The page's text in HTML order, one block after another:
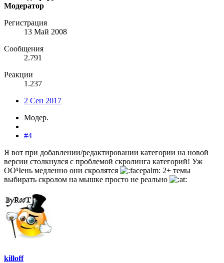
Модератор
Регистрация
13 Май 2008
Сообщения
2.791
Реакции
1.237
2 Сен 2017
Модер.
#4
Я вот при добавлении/редактировании категории на новой
версии столкнулся с проблемой скролинга категорий! Уж
ООЧень медленно они скролятся
2+ темы
выбирать скролом на мышке просто не реально
killoff